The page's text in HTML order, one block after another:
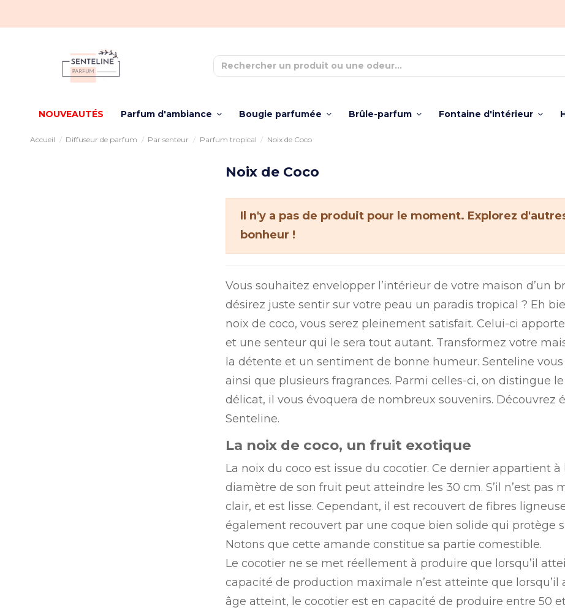
NOUVEAUTÉS Parfum d'ambiance Bougie parfumée Brûle-parfum Fontaine d'intérieur
Accueil Diffuseur de parfum Par senteur Parfum tropical Noix de Coco
Noix de Coco
Il n'y a pas de produit pour le moment. Explorez
bonheur !
Vous souhaitez envelopper l’intérieur de votre maison d’un
désirez juste sentir sur votre peau un paradis tropical ? Eh
noix de coco, vous serez pleinement satisfait. Celui-ci
et une senteur qui le sera tout autant. Transformez votre
la détente et un sentiment de bonne humeur. Senteline
ainsi que plusieurs fragrances. Parmi celles-ci, on distingue
délicat, il vous évoquera de nombreux souvenirs. Découvrez
Senteline.
La noix de coco, un fruit exotique
La noix du coco est issue du cocotier. Ce dernier appartient
diamètre de son fruit peut atteindre les 30 cm. S’il n’est
clair, et est lisse. Cependant, il est recouvert de fibres
également recouvert par une coque bien solide qui protège
Notons que cette amande constitue sa partie comestible.
Le cocotier ne se met réellement à produire que lorsqu’il
capacité de production maximale n’est atteinte que lorsqu’il
âge atteint, le cocotier est en capacité de produire entre 50